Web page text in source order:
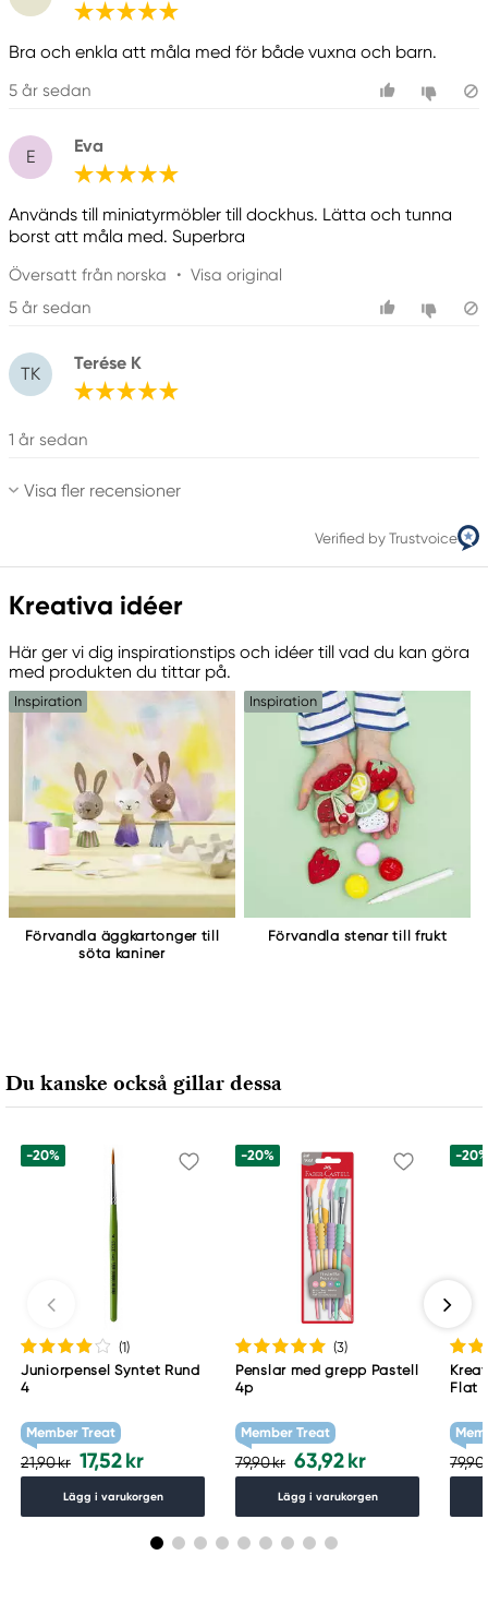
Bra och enkla att måla med för både vuxna och barn.
5 år sedan
E
Eva
Används till miniatyrmöbler till dockhus. Lätta och tunna
borst att måla med. Superbra
Översatt från norska • Visa original
5 år sedan
TK
Terése K
1 år sedan
Visa fler recensioner
Verified by Trustvoice
Kreativa idéer
Här ger vi dig inspirationstips och idéer till vad du kan göra
med produkten du tittar på.
Inspiration
Förvandla äggkartonger till
söta kaniner
Inspiration
Förvandla stenar till frukt
Du kanske också gillar dessa
-20%
(1)
Juniorpensel Syntet Rund
4
Member Treat
21,90 kr 17,52 kr
Lägg i varukorgen
-20%
(3)
Penslar med grepp Pastell
4p
Member Treat
79,90 kr 63,92 kr
Lägg i varukorgen
-
Flat
79,90